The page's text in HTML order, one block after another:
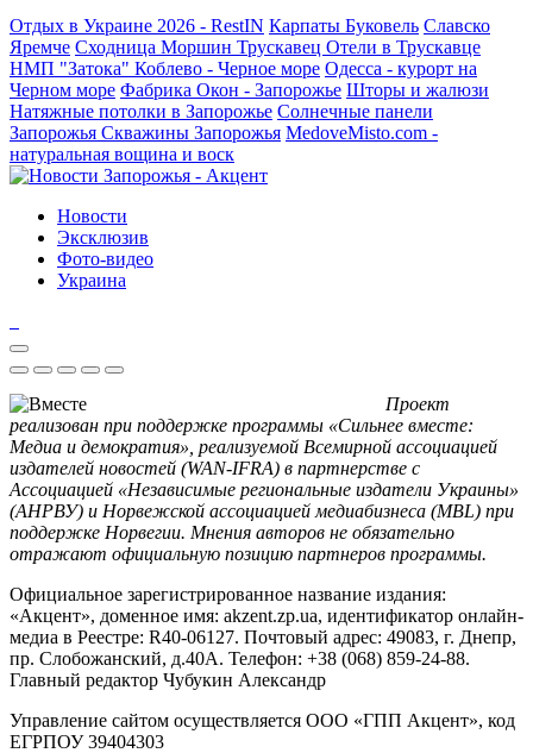
Отдых в Украине 2026 - RestIN Карпаты Буковель Славско
Яремче Сходница Моршин Трускавец Отели в Трускавце
НМП "Затока" Коблево - Черное море Одесса - курорт на
Черном море Фабрика Окон - Запорожье Шторы и жалюзи
Натяжные потолки в Запорожье Солнечные панели
Запорожья Скважины Запорожья MedoveMisto.com -
натуральная вощина и воск
Новости
Эксклюзив
Фото-видео
Украина
Проект
реализован при поддержке программы «Сильнее вместе:
Медиа и демократия», реализуемой Всемирной ассоциацией
издателей новостей (WAN-IFRA) в партнерстве с
Ассоциацией «Независимые региональные издатели Украины»
(АНРВУ) и Норвежской ассоциацией медиабизнеса (MBL) при
поддержке Норвегии. Мнения авторов не обязательно
отражают официальную позицию партнеров программы.
Официальное зарегистрированное название издания:
«Акцент», доменное имя: akzent.zp.ua, идентификатор онлайн-
медиа в Реестре: R40-06127. Почтовый адрес: 49083, г. Днепр,
пр. Слобожанский, д.40А. Телефон: +38 (068) 859-24-88.
Главный редактор Чубукин Александр
Управление сайтом осуществляется ООО «ГПП Акцент», код
ЕГРПОУ 39404303